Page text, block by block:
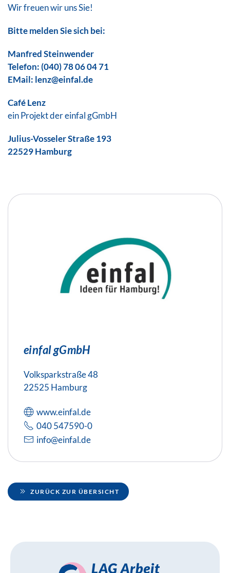
Wir freuen wir uns Sie!
Bitte melden Sie sich bei:
Manfred Steinwender
Telefon: (040) 78 06 04 71
EMail: lenz@einfal.de
Café Lenz
ein Projekt der einfal gGmbH
Julius-Vosseler Straße 193
22529 Hamburg
einfal gGmbH
Volksparkstraße 48
22525 Hamburg
www.einfal.de
040 547590-0
info@einfal.de
ZURÜCK ZUR ÜBERSICHT